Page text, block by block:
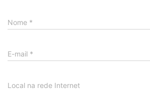
Nome *
E-mail *
Local na rede Internet